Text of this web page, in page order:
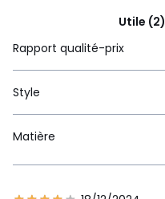
Utile (2)
Rapport qualité-prix
Style
Matière